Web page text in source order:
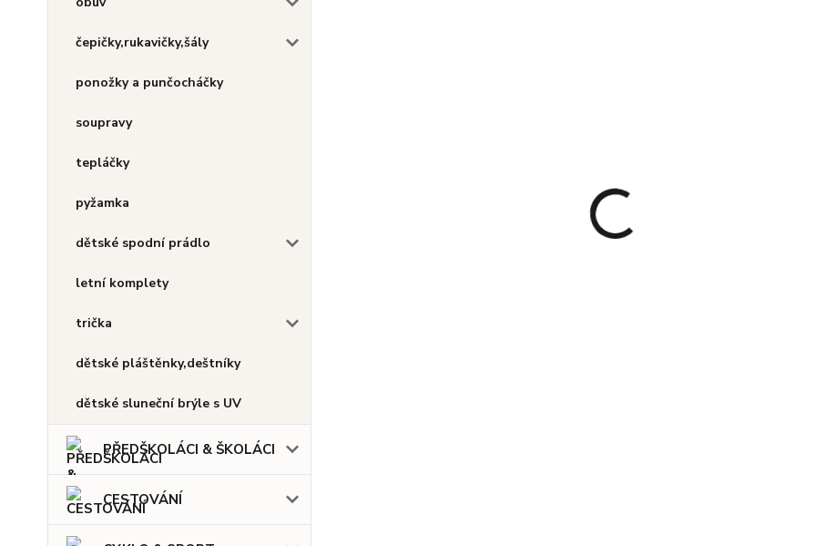
čepičky,rukavičky,šály
ponožky a punčocháčky
soupravy
tepláčky
pyžamka
dětské spodní prádlo
letní komplety
trička
dětské pláštěnky,deštníky
dětské sluneční brýle s UV
PŘEDŠKOLÁCI & ŠKOLÁCI
CESTOVÁNÍ